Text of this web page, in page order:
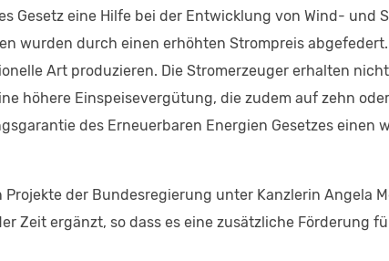
Gesetz eine Hilfe bei der Entwicklung von Wind- und
wurden durch einen erhöhten Strompreis
Art produzieren. Die Stromerzeuger erhalten
höhere Einspeisevergütung, die zudem auf zehn
des Erneuerbaren Energien Gesetzes einen
der Bundesregierung unter Kanzlerin Angela
Zeit ergänzt, so dass es eine zusätzliche Förderung